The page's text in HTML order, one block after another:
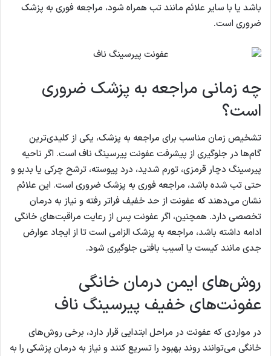
باشد یا با سایر علائم مانند تب همراه شود، مراجعه فوری به پزشک
ضروری است.
چه زمانی مراجعه به پزشک ضروری
است؟
تشخیص زمان مناسب برای مراجعه به پزشک، یکی از کلیدی‌ترین
گام‌ها در جلوگیری از پیشرفت عفونت پیرسینگ ناف است. اگر ناحیه
پیرسینگ دچار قرمزی، تورم شدید، درد پیوسته، ترشح چرکی یا بدبو و
حتی تب شده باشد، مراجعه فوری به پزشک ضروری است. این علائم
نشان می‌دهند که عفونت از حد خفیف فراتر رفته و نیاز به درمان
تخصصی دارد. همچنین، اگر عفونت پس از رعایت مراقبت‌های خانگی
ادامه داشته باشد، مراجعه به پزشک الزامی است تا از ایجاد عوارض
جدی مانند کیست یا آسیب بافتی جلوگیری شود.
روش‌های ایمن درمان خانگی
عفونت‌های خفیف پیرسینگ ناف
در مواردی که عفونت در مراحل ابتدایی قرار دارد، برخی روش‌های
خانگی می‌توانند روند بهبود را تسریع کنند و نیاز به درمان پزشکی را به